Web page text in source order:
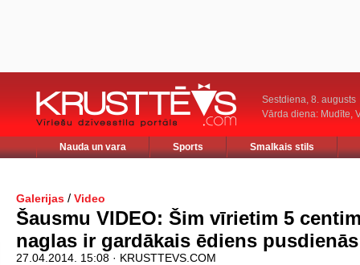
Sestdiena, 8. augusts
Vārda diena: Mudīte,
Nauda un vara Sports Smalkais stils
Galerijas / Video
Šausmu VIDEO: Šim vīrietim 5
naglas ir gardākais ēdiens pusdienās
27.04.2014. 15:08 · KRUSTTEVS.COM